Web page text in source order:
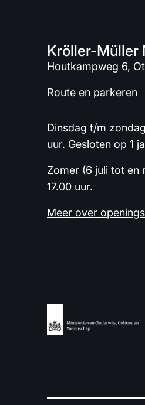
Kröller-Müller
Houtkampweg 6,
Route en parkeren
Dinsdag t/m
uur. Gesloten op 1
Zomer (6 juli tot en
17.00 uur.
Meer over